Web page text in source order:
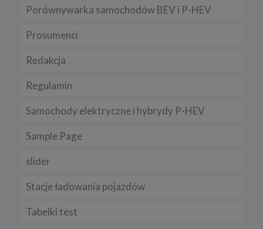
Porównywarka samochodów BEV i P-HEV
Prosumenci
Redakcja
Regulamin
Samochody elektryczne i hybrydy P-HEV
Sample Page
slider
Stacje ładowania pojazdów
Tabelki test